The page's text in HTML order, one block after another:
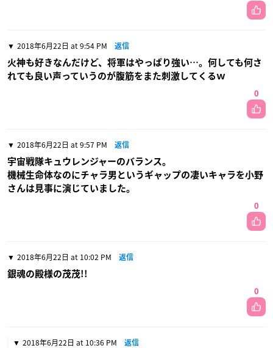
2018年6月22日 at 9:54 PM 返信
火神も好きなんだけど、将軍はやっぱり強い…。何しても何さ
れても良い声っていうのが腹筋をまた刺激してくるｗ
0
2018年6月22日 at 9:57 PM 返信
宇宙戦隊キュウレンジャーのバランス。
機械生命体なのにチャラ男というギャップの凄いキャラを小野
さんは見事に演じていました。
0
2018年6月22日 at 10:02 PM 返信
銀魂の殿様の茂茂!!
0
2018年6月22日 at 10:36 PM 返信